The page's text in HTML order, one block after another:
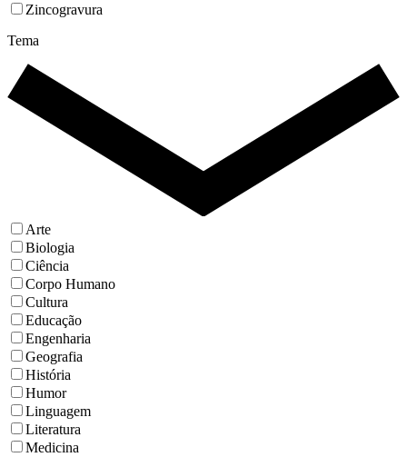
Zincogravura
Tema
Arte
Biologia
Ciência
Corpo Humano
Cultura
Educação
Engenharia
Geografia
História
Humor
Linguagem
Literatura
Medicina